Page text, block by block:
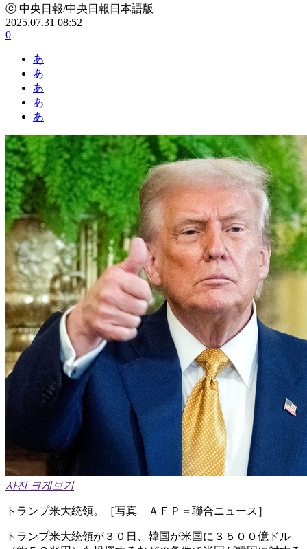
ⓒ 中央日報/中央日報日本語版
2025.07.31 08:52
0
あ
あ
あ
あ
あ
사진 크게보기
トランプ米大統領。［写真 ＡＦＰ＝聯合ニュース］
トランプ米大統領が３０日、韓国が米国に３５００億ドル